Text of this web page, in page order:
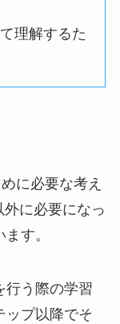
理解するた
に必要な考え
に必要になっ
す。
行う際の学習
ップ以降でそ